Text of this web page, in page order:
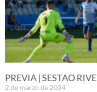
PREVIA | SESTAO
2 de marzo de 2024